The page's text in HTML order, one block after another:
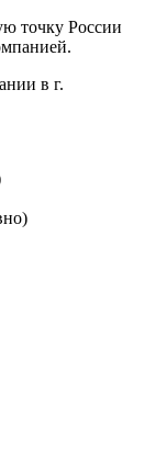
точку России
в г.